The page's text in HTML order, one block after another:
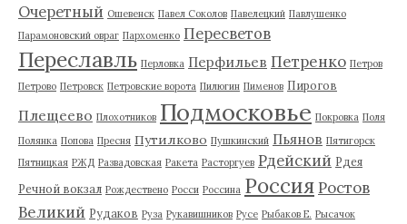
Очеретный Ошевенск Павел Соколов Павелецкий Павлушенко
Парамоновский овраг Пархоменко Пересветов
Переславль Перловка Перфильев Петренко Петров
Петрово Петровск Петровские ворота Пилюгин Пименов Пирогов
Плещеево Плохотников Подмосковье Покровка Поля
Полянка Попова Пресня Путилково Пушкинский Пьянов Пятигорск
Пятницкая РЖД Развадовская Ракета Расторгуев Рдейский Рдея
Речной вокзал Рождествено Росси Россина Россия Ростов
Великий Рудаков Руза Рукавишников Русе Рыбаков Е. Рысачок